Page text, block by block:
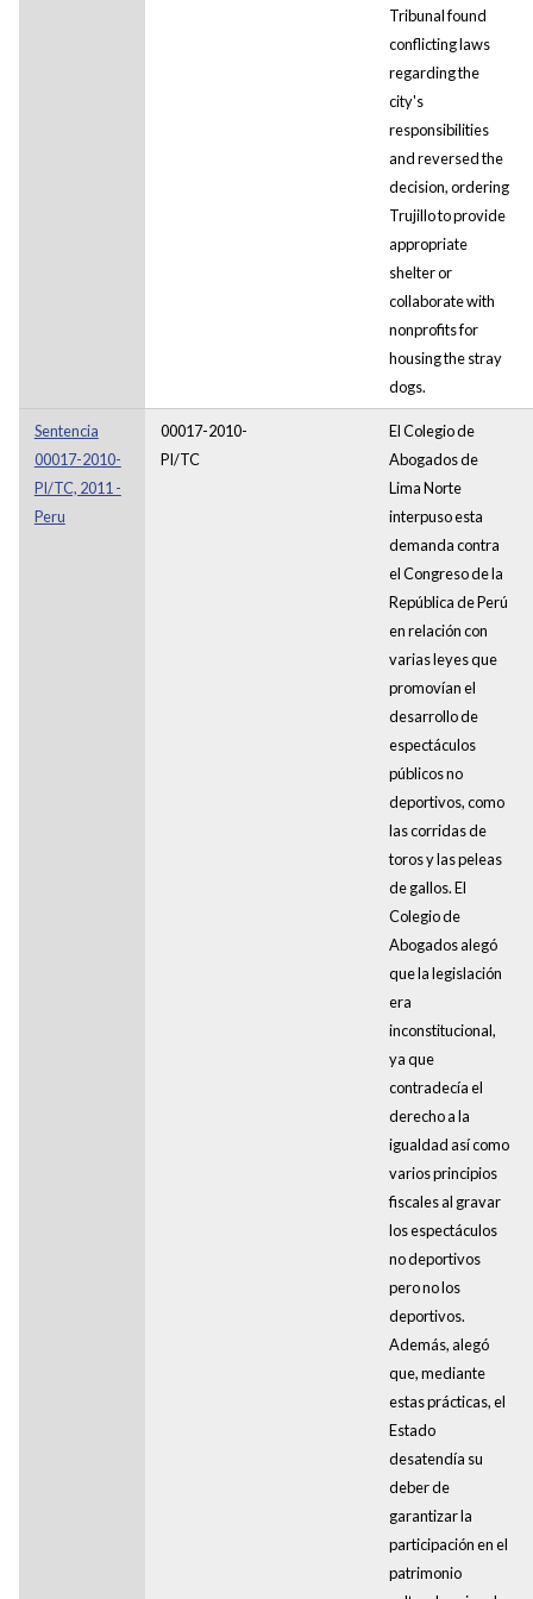
Tribunal found
conflicting laws
regarding the
city's
responsibilities
and reversed the
decision, ordering
Trujillo to provide
appropriate
shelter or
collaborate with
nonprofits for
housing the stray
dogs.
Sentencia
00017-2010-
PI/TC, 2011 -
Peru
00017-2010-
PI/TC
El Colegio de
Abogados de
Lima Norte
interpuso esta
demanda contra
el Congreso de la
República de Perú
en relación con
varias leyes que
promovían el
desarrollo de
espectáculos
públicos no
deportivos, como
las corridas de
toros y las peleas
de gallos. El
Colegio de
Abogados alegó
que la legislación
era
inconstitucional,
ya que
contradecía el
derecho a la
igualdad así como
varios principios
fiscales al gravar
los espectáculos
no deportivos
pero no los
deportivos.
Además, alegó
que, mediante
estas prácticas, el
Estado
desatendía su
deber de
garantizar la
participación en el
patrimonio